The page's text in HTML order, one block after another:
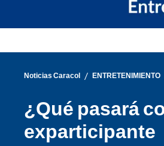
Noticias Caracol / ENTRETENIMIENTO
¿Qué pasará
exparticipante